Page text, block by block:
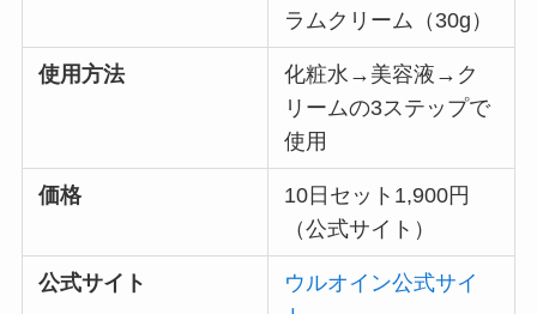
ラムクリーム（30g）
使用方法
化粧水→美容液→ク
リームの3ステップで
使用
価格
10日セット1,900円
（公式サイト）
公式サイト
ウルオイン公式サイ